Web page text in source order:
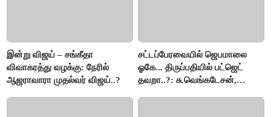
இன்று விஜய் – சங்கீதா
விவாகரத்து வழக்கு: நேரில்
ஆஜராவாரா முதல்வர் விஜய்..?
சட்டப்பேரவையில் ஜெபமாலை
ஓகே... திருப்பதியில் பட்ஜெட்
தவறா..?: சு.வெங்கடேசன்,